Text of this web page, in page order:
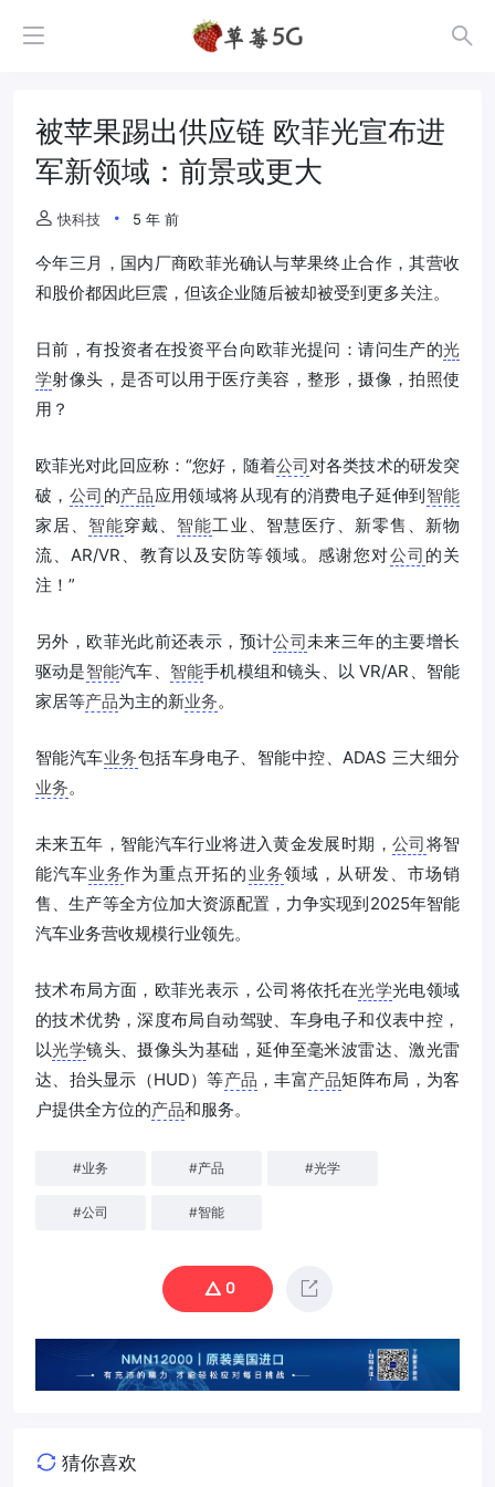
被苹果踢出供应链 欧菲光宣布进
军新领域：前景或更大
快科技 5 年 前
今年三月，国内厂商欧菲光确认与苹果终止合作，其营收
和股价都因此巨震，但该企业随后被却被受到更多关注。
日前，有投资者在投资平台向欧菲光提问：请问生产的光
学射像头，是否可以用于医疗美容，整形，摄像，拍照使
用？
欧菲光对此回应称：“您好，随着公司对各类技术的研发突
破， 公司 的产品应用领域将从现有的消费电子延伸到智能
家居、 智能穿戴、 智能工业、智慧医疗、新零售、新物
流、AR/VR、教育以及安防等领域。感谢您对公司 的关
注！”
另外，欧菲光此前还表示，预计公司未来三年的主要增长
驱动是智能汽车、 智能手机模组和镜头、以 VR/AR、智能
家居等产品为主的新业务。
智能汽车业务包括车身电子、智能中控、ADAS 三大细分
业务。
未来五年，智能汽车行业将进入黄金发展时期， 公司将智
能汽车业务作为重点开拓的 业务领域，从研发、市场销
售、生产等全方位加大资源配置，力争实现到2025年智能
汽车业务营收规模行业领先。
技术布局方面，欧菲光表示，公司将依托在光学光电领域
的技术优势，深度布局自动驾驶、车身电子和仪表中控，
以光学镜头、摄像头为基础，延伸至毫米波雷达、激光雷
达、抬头显示（HUD）等产品 ，丰富产品矩阵布局，为客
户提供全方位的产品和服务。
#业务 #产品 #光学
#公司 #智能
0
猜你喜欢